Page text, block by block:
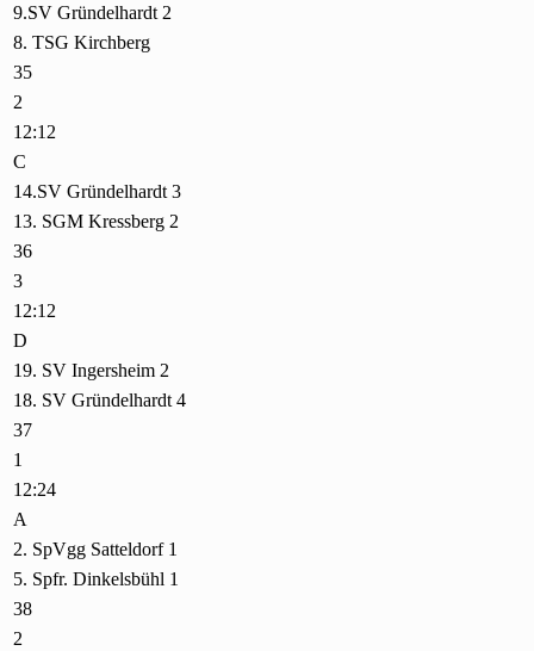
9.SV Gründelhardt 2
8. TSG Kirchberg
35
2
12:12
C
14.SV Gründelhardt 3
13. SGM Kressberg 2
36
3
12:12
D
19. SV Ingersheim 2
18. SV Gründelhardt 4
37
1
12:24
A
2. SpVgg Satteldorf 1
5. Spfr. Dinkelsbühl 1
38
2